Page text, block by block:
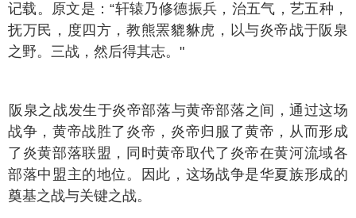
记载。原文是：“轩辕乃修德振兵，治五气，艺五种，
抚万民，度四方，教熊罴貔貅虎，以与炎帝战于阪泉
之野。三战，然后得其志。"
之战发生于炎帝部落与黄帝部落之间，通过这场
战争，黄帝战胜了炎帝，炎帝归服了黄帝，从而形成
了炎黄部落联盟，同时黄帝取代了炎帝在黄河流域各
部落中盟主的地位。因此，这场战争是华夏族形成的
奠基之战与关键之战。